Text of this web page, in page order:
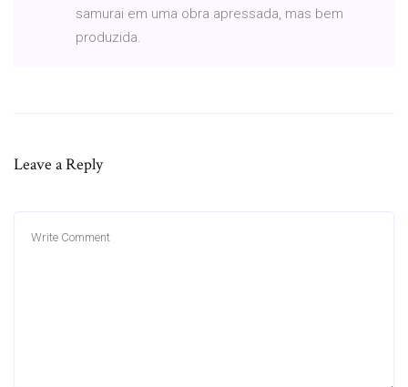
samurai em uma obra apressada, mas bem
produzida.
Leave a Reply